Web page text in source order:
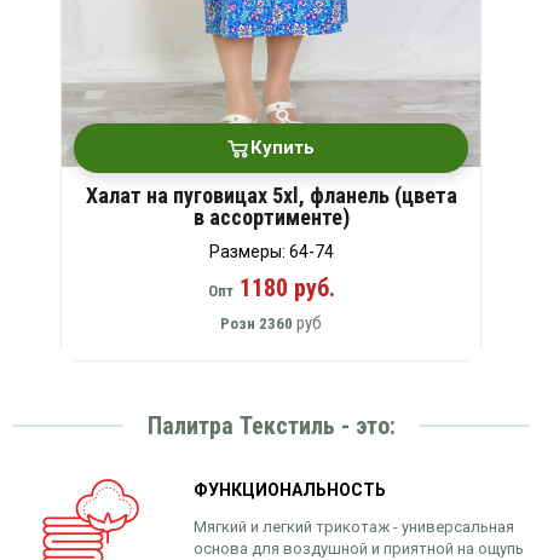
Купить
Халат на пуговицах 5xl, фланель (цвета
в ассортименте)
Размеры: 64-74
Опт1180 руб.
Розн 2360 руб
Палитра Текстиль - это:
ФУНКЦИОНАЛЬНОСТЬ
Мягкий и легкий трикотаж - универсальная
основа для воздушной и приятной на ощупь